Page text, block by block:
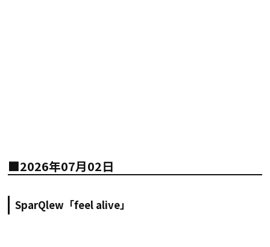
■2026年07月02日
SparQlew「feel alive」